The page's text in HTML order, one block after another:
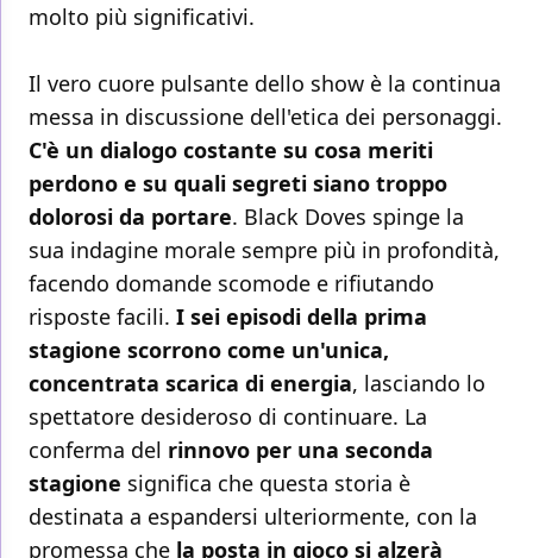
molto più significativi.
Il vero cuore pulsante dello show è la continua
messa in discussione dell'etica dei personaggi.
C'è un dialogo costante su cosa meriti
perdono e su quali segreti siano troppo
dolorosi da portare. Black Doves spinge la
sua indagine morale sempre più in profondità,
facendo domande scomode e rifiutando
risposte facili. I sei episodi della prima
stagione scorrono come un'unica,
concentrata scarica di energia, lasciando lo
spettatore desideroso di continuare. La
conferma del rinnovo per una seconda
stagione significa che questa storia è
destinata a espandersi ulteriormente, con la
promessa che la posta in gioco si alzerà